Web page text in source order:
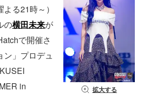
拡大する
る21時～）
の横田未来が
で開催さ
ン」プロデュ
in